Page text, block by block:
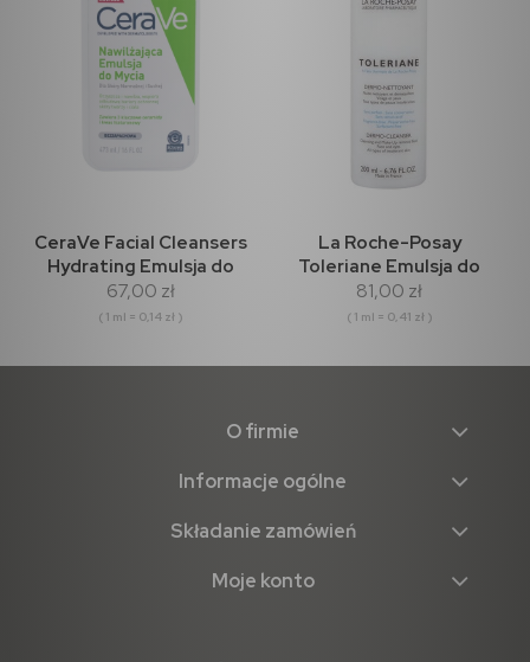
CeraVe Facial Cleansers
Hydrating Emulsja do
mycia 473ml
67,00 zł
( 1 ml = 0,14 zł )
La Roche-Posay
Toleriane Emulsja do
mycia 200ml
81,00 zł
( 1 ml = 0,41 zł )
O firmie
Informacje ogólne
Składanie zamówień
Moje konto